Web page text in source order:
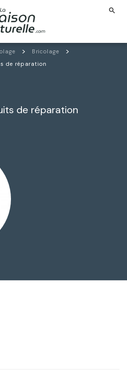
search
Bricolage
de réparation
de réparation